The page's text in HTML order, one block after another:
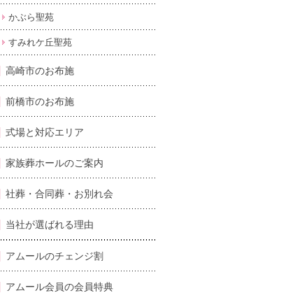
かぶら聖苑
すみれケ丘聖苑
高崎市のお布施
前橋市のお布施
式場と対応エリア
家族葬ホールのご案内
社葬・合同葬・お別れ会
当社が選ばれる理由
アムールのチェンジ割
アムール会員の会員特典